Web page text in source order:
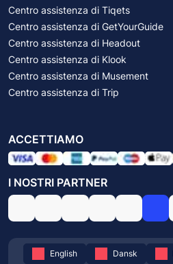
Centro assistenza di Tiqets
Centro assistenza di GetYourGuide
Centro assistenza di Headout
Centro assistenza di Klook
Centro assistenza di Musement
Centro assistenza di Trip
ACCETTIAMO
I NOSTRI PARTNER
English Dansk